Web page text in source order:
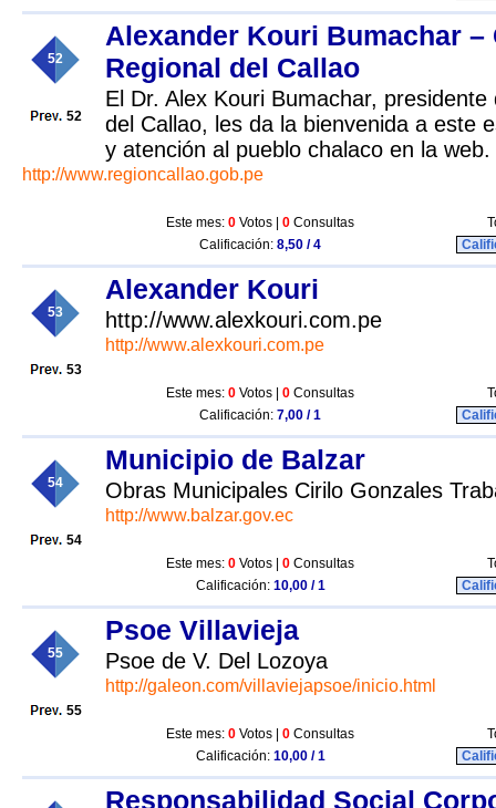
52
52
Alexander Kouri Bumachar –
Regional del Callao
El Dr. Alex Kouri Bumachar,
del Callao, les da la bienvenida a este
y atención al pueblo chalaco en la web.
http://www.regioncallao.gob.pe
Este mes: 0 Votos | 0 Consultas
Calificación: 8,50 / 4
53
53
Alexander Kouri
http://www.alexkouri.com.pe
http://www.alexkouri.com.pe
Este mes: 0 Votos | 0 Consultas
Calificación: 7,00 / 1
54
54
Municipio de Balzar
Obras Municipales Cirilo Gonzales
http://www.balzar.gov.ec
Este mes: 0 Votos | 0 Consultas
Calificación: 10,00 / 1
55
55
Psoe Villavieja
Psoe de V. Del Lozoya
http://galeon.com/villaviejapsoe/inicio.html
Este mes: 0 Votos | 0 Consultas
Calificación: 10,00 / 1
Responsabilidad Social